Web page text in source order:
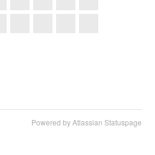
Powered by Atlassian Statuspage